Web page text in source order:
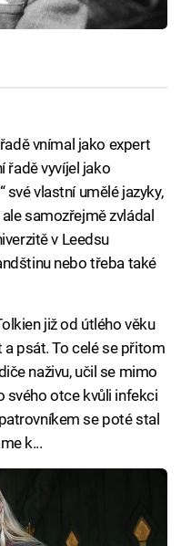
vnímal jako expert
řadě vyvíjel jako
své vlastní umělé jazyky,
samozřejmě zvládal
v Leedsu
nebo třeba také
již od útlého věku
psát. To celé se přitom
naživu, učil se mimo
svého otce kvůli infekci
se poté stal
k...